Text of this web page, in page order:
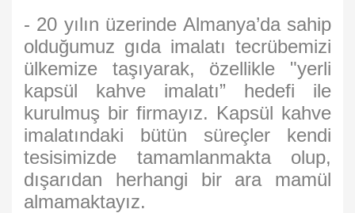
- 20 yılın üzerinde Almanya’da sahip
olduğumuz gıda imalatı tecrübemizi
ülkemize taşıyarak, özellikle "yerli
kapsül kahve imalatı” hedefi ile
kurulmuş bir firmayız. Kapsül kahve
imalatındaki bütün süreçler kendi
tesisimizde tamamlanmakta olup,
dışarıdan herhangi bir ara mamül
almamaktayız.